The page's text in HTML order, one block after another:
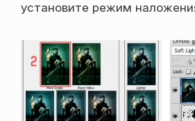
установите режим